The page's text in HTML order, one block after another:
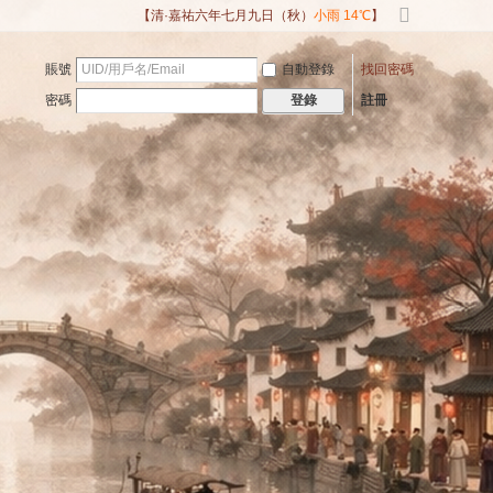
【清·嘉祐六年七月九日（秋） 小雨 14℃】
切
換
到
寬
版
賬號 自動登錄
找回密碼
密碼
登錄 註冊